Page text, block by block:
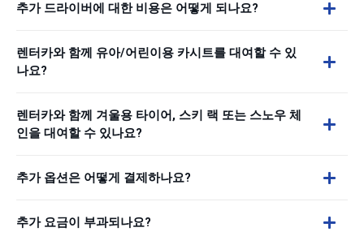
추가 드라이버에 대한 비용은 어떻게 되나요?
렌터카와 함께 유아/어린이용 카시트를 대여할 수 있
나요?
렌터카와 함께 겨울용 타이어, 스키 랙 또는 스노우 체
인을 대여할 수 있나요?
추가 옵션은 어떻게 결제하나요?
추가 요금이 부과되나요?